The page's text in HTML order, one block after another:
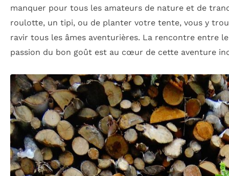
manquer pour tous les amateurs de nature et de
roulotte, un tipi, ou de planter votre tente, vous y
ravir tous les âmes aventurières. La rencontre entre
passion du bon goût est au cœur de cette aventure